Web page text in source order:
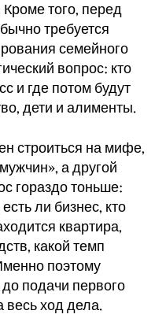
Кроме того, перед
требуется
семейного
вопрос: кто
и где потом будут
дети и алименты.
строиться на мифе,
а другой
гораздо тоньше:
ли бизнес, кто
квартира,
какой темп
поэтому
подачи первого
весь ход дела.